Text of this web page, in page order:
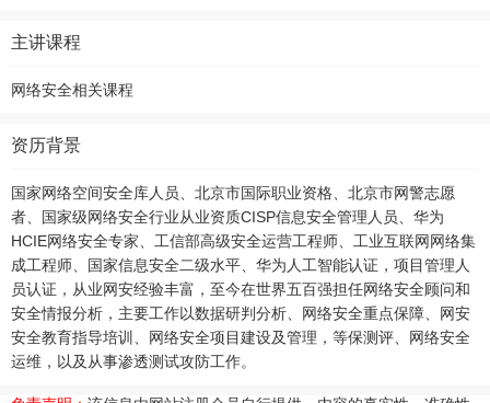
主讲课程
网络安全相关课程
资历背景
国家网络空间安全库人员、北京市国际职业资格、北京市网警志愿
者、国家级网络安全行业从业资质CISP信息安全管理人员、华为
HCIE网络安全专家、工信部高级安全运营工程师、工业互联网网络集
成工程师、国家信息安全二级水平、华为人工智能认证，项目管理人
员认证，从业网安经验丰富，至今在世界五百强担任网络安全顾问和
安全情报分析，主要工作以数据研判分析、网络安全重点保障、网安
安全教育指导培训、网络安全项目建设及管理，等保测评、网络安全
运维，以及从事渗透测试攻防工作。